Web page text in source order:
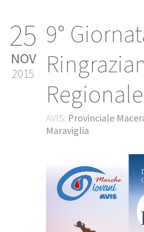
25
NOV
2015
9°
AVIS: Provinciale
Maraviglia